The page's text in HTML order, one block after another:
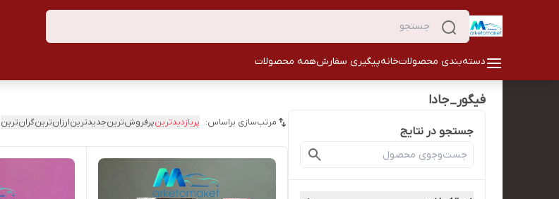
دسته‌بندی محصولاتخانهپیگیری سفارشهمه محصولات
فیگور_جادا
جستجو در نتایج
مرتب‌سازی براساس: پربازدیدترینپرفروش‌ترینجدیدترینارزان‌ترینگران‌ترین